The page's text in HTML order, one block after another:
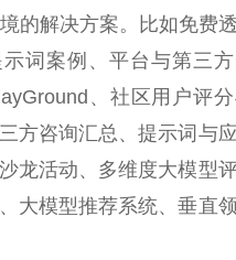
的解决方案。比如免费
词案例、平台与第三
、社区用户评分
方咨询汇总、提示词与
龙活动、多维度大模型评
大模型推荐系统、垂直